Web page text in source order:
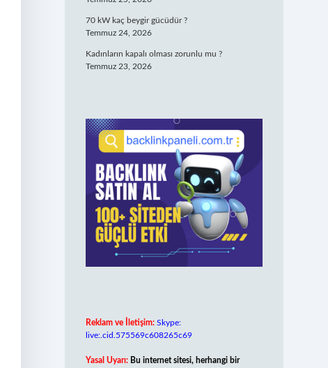
70 kW kaç beygir gücüdür ?
Temmuz 24, 2026
Kadınların kapalı olması zorunlu mu ?
Temmuz 23, 2026
Reklam ve İletişim: Skype:
live:.cid.575569c608265c69
Yasal Uyarı: Bu internet sitesi, herhangi bir